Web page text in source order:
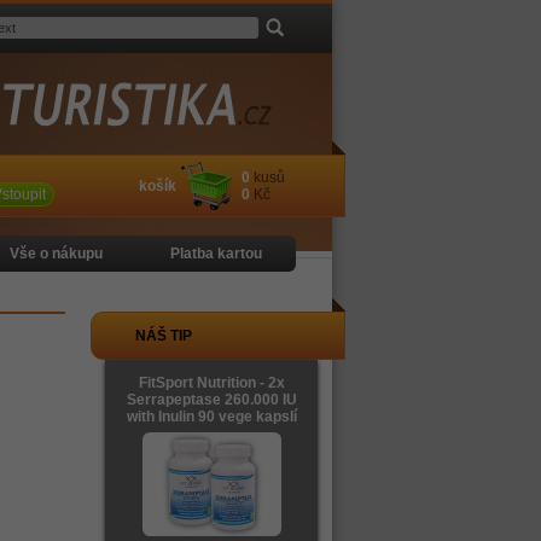
NÁŠ TIP
FitSport Nutrition - 2x
Serrapeptase 260.000 IU
with Inulin 90 vege kapslí
Vše o nákupu Platba kartou
košík 0 kusů
0 Kč